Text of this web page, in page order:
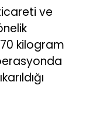
ve
kilogram